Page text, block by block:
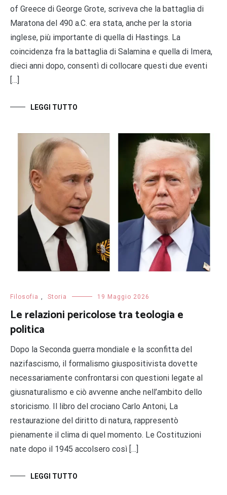
of Greece di George Grote, scriveva che la battaglia di
Maratona del 490 a.C. era stata, anche per la storia
inglese, più importante di quella di Hastings. La
coincidenza fra la battaglia di Salamina e quella di Imera,
dieci anni dopo, consentì di collocare questi due eventi
[…]
LEGGI TUTTO
Filosofia , Storia 19 Maggio 2026
Le relazioni pericolose tra teologia e
politica
Dopo la Seconda guerra mondiale e la sconfitta del
nazifascismo, il formalismo giuspositivista dovette
necessariamente confrontarsi con questioni legate al
giusnaturalismo e ciò avvenne anche nell’ambito dello
storicismo. Il libro del crociano Carlo Antoni, La
restaurazione del diritto di natura, rappresentò
pienamente il clima di quel momento. Le Costituzioni
nate dopo il 1945 accolsero così […]
LEGGI TUTTO